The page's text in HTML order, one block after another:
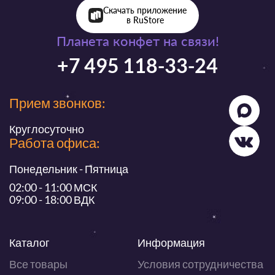
Планета конфет на связи!
+7 495 118-33-24
Прием звонков:
Круглосуточно
Работа офиса:
Понедельник - Пятница
02:00 - 11:00 МСК
09:00 - 18:00 ВДК
Каталог
Все товары
Информация
Условия сотрудничества
Скачать приложение
в RuStore